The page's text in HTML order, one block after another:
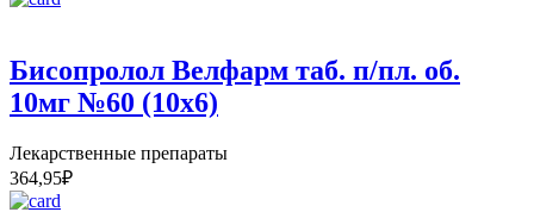
Бисопролол Велфарм таб. п/пл. об.
10мг №60 (10х6)
Лекарственные препараты
364,95₽